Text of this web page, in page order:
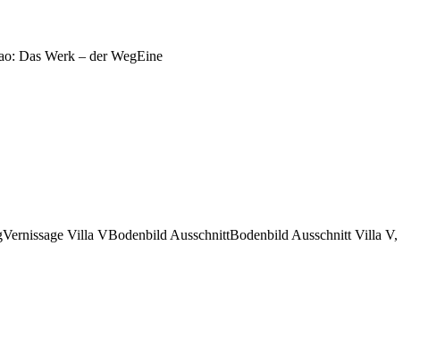
Das Werk – der WegEine
Villa VBodenbild AusschnittBodenbild Ausschnitt Villa V,